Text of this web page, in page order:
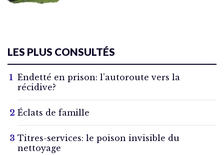
LES PLUS CONSULTÉS
Endetté en prison: l’autoroute vers la
récidive?
Éclats de famille
Titres-services: le poison invisible du
nettoyage